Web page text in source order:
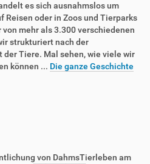
es sich ausnahmslos um
Reisen oder in Zoos und Tierparks
mehr als 3.300 verschiedenen
strukturiert nach der
Tiere. Mal sehen, wie viele wir
können ... Die ganze Geschichte
von DahmsTierleben am